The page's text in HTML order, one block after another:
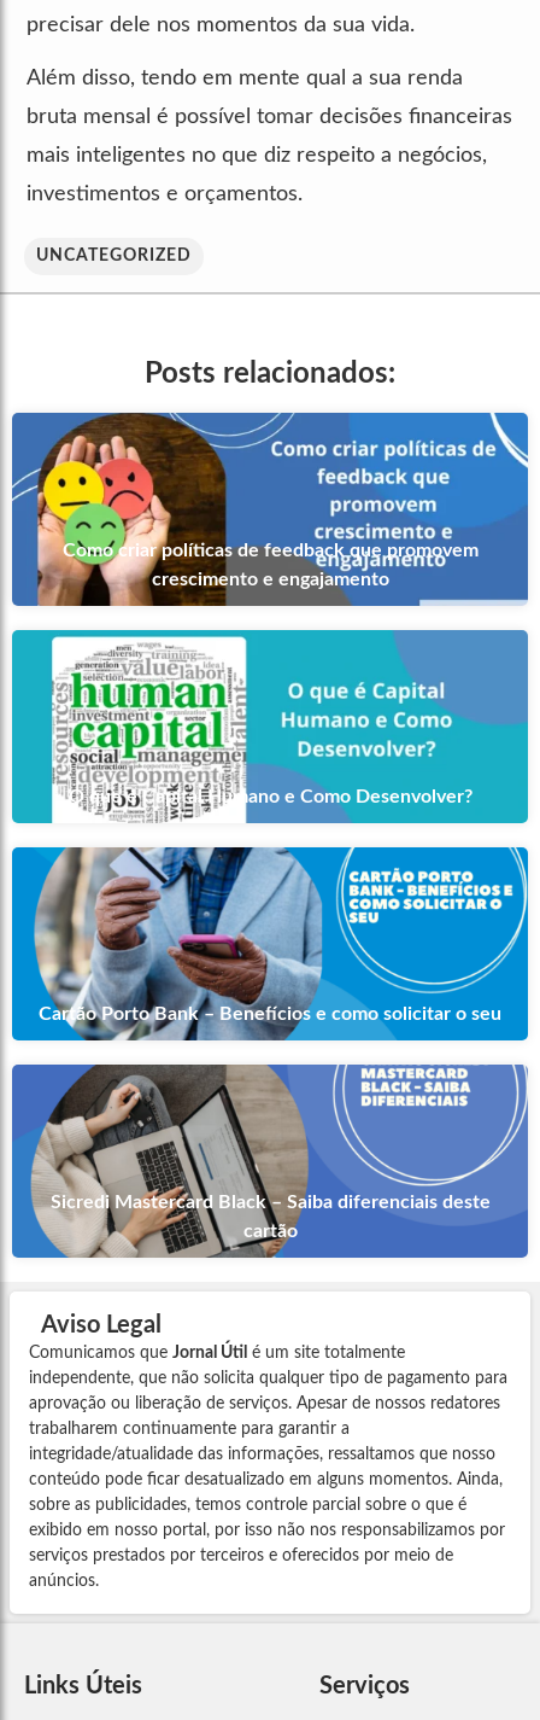
precisar dele nos momentos da sua vida.
Além disso, tendo em mente qual a sua renda
bruta mensal é possível tomar decisões financeiras
mais inteligentes no que diz respeito a negócios,
investimentos e orçamentos.
UNCATEGORIZED
Posts relacionados:
Como criar políticas de feedback que promovem
crescimento e engajamento
O que é Capital Humano e Como Desenvolver?
Cartão Porto Bank – Benefícios e como solicitar o seu
Sicredi Mastercard Black – Saiba diferenciais deste
cartão
Aviso Legal
Comunicamos que Jornal Útil é um site totalmente
independente, que não solicita qualquer tipo de pagamento para
aprovação ou liberação de serviços. Apesar de nossos redatores
trabalharem continuamente para garantir a
integridade/atualidade das informações, ressaltamos que nosso
conteúdo pode ficar desatualizado em alguns momentos. Ainda,
sobre as publicidades, temos controle parcial sobre o que é
exibido em nosso portal, por isso não nos responsabilizamos por
serviços prestados por terceiros e oferecidos por meio de
anúncios.
Links Úteis Serviços